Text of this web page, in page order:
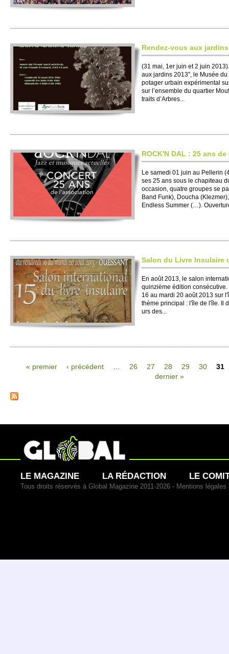
Rendez-vous aux
(31 mai, 1er juin et 2 juin
aux jardins 2013", le Musée
po­tager urbain expéri­mental
sur l’ense­mble du quartier
traits d’Arbres...
RO­CK'N DAL : 25 ans
Le samedi 01 juin au Pe­llerin
ses 25 ans sous le chapi­teau
occasion, quatre gro­upes se
Band Funk), Doucha
Endless Summer (…).
Salon du Livre Insulaire
En août 2013, le salon
quinzième édition
16 au mardi 20 août 2013 sur
thème princi­pal : l'île de l'île. Il
urs des...
« pre­mier ‹ précédent 26 27 28 29 30
31
dernier »
LE MAGAZINE LA RÉDACTION LE
Tous droits réservés à Global Magazine 2011-2026 - Mentions légales